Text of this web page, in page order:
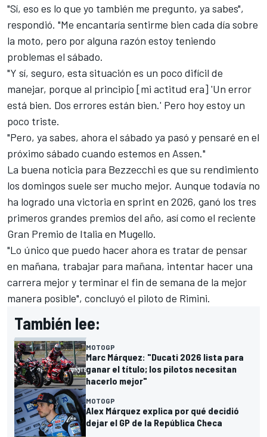
"Sí, eso es lo que yo también me pregunto, ya sabes",
respondió. "Me encantaría sentirme bien cada día sobre
la moto, pero por alguna razón estoy teniendo
problemas el sábado.
"Y sí, seguro, esta situación es un poco difícil de
manejar, porque al principio [mi actitud era] 'Un error
está bien. Dos errores están bien.' Pero hoy estoy un
poco triste.
"Pero, ya sabes, ahora el sábado ya pasó y pensaré en el
próximo sábado cuando estemos en Assen."
La buena noticia para Bezzecchi es que su rendimiento
los domingos suele ser mucho mejor. Aunque todavía no
ha logrado una victoria en sprint en 2026, ganó los tres
primeros grandes premios del año, así como el reciente
Gran Premio de Italia en Mugello.
"Lo único que puedo hacer ahora es tratar de pensar
en mañana, trabajar para mañana, intentar hacer una
carrera mejor y terminar el fin de semana de la mejor
manera posible", concluyó el piloto de Rimini.
También lee:
MOTOGP
Marc Márquez: "Ducati 2026 lista para
ganar el título; los pilotos necesitan
hacerlo mejor"
MOTOGP
Alex Márquez explica por qué decidió
dejar el GP de la República Checa